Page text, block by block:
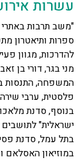
עשרות
"משב תרבות
ספרות ותיאטרון
להדרכות, מגוון
מני בגר, דורי בן
המשפחה, התנסות
פלסטית, ערבי
בנוסף, סדנת
ישראלית"
בתל עמל, סדנת
במוזיאון האסלאם